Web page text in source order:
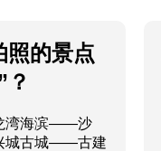
照的景点
湾海滨——沙
城古城——古建